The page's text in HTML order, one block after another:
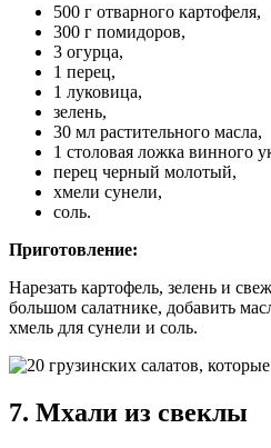
500 г отварного картофеля,
300 г помидоров,
3 огурца,
1 перец,
1 луковица,
зелень,
30 мл растительного масла,
1 столовая ложка винного
перец черный молотый,
хмели сунели,
соль.
Приготовление:
Нарезать картофель, зелень и
большом салатнике, добавить
хмель для сунели и соль.
7. Мхали из свеклы